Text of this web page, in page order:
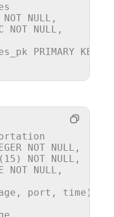
NOT NULL ,
NOT NULL ,
PRIMARY KEY
NOT NULL ,
( 15 ) NOT NULL ,
NOT NULL ,
port, time ),